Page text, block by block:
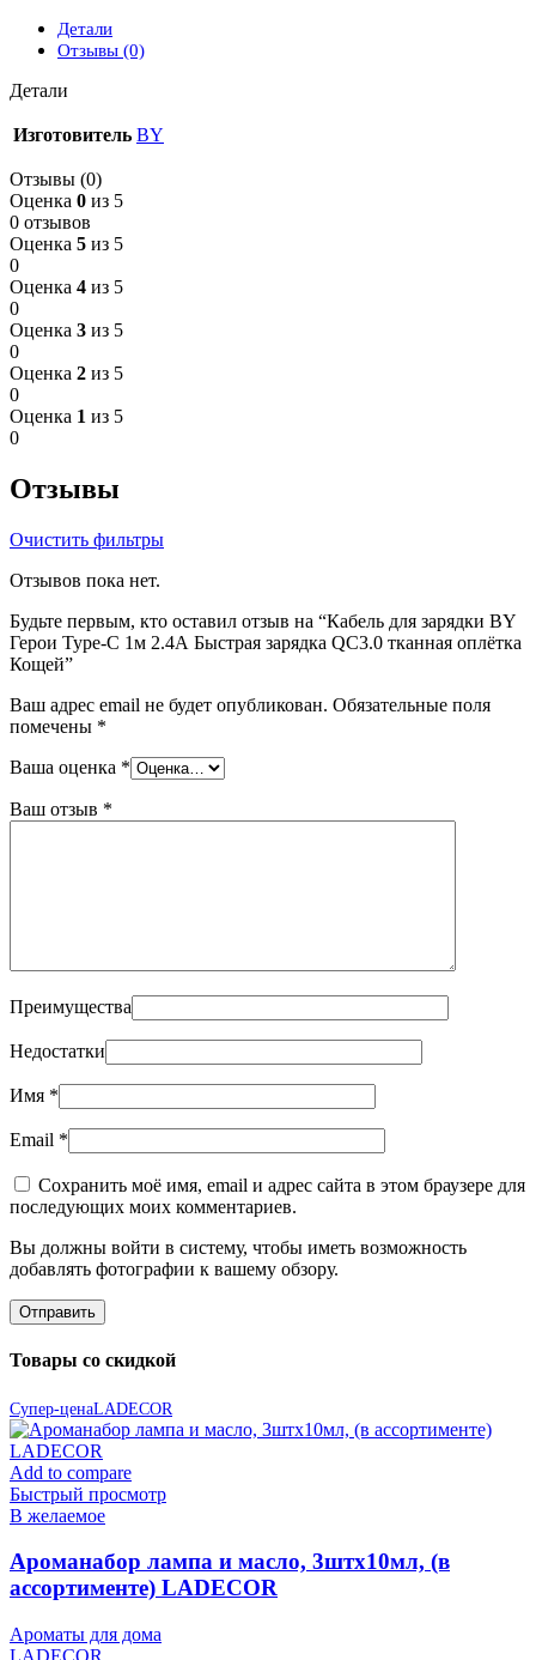
Детали
Отзывы (0)
Детали
Изготовитель BY
Отзывы (0)
Оценка 0 из 5
0 отзывов
Оценка 5 из 5
0
Оценка 4 из 5
0
Оценка 3 из 5
0
Оценка 2 из 5
0
Оценка 1 из 5
0
Отзывы
Очистить фильтры
Отзывов пока нет.
Будьте первым, кто оставил отзыв на “Кабель для зарядки BY
Герои Type-C 1м 2.4А Быстрая зарядка QC3.0 тканная оплётка
Кощей”
Ваш адрес email не будет опубликован. Обязательные поля
помечены *
Ваша оценка *
Ваш отзыв *
Преимущества
Недостатки
Имя *
Email *
Сохранить моё имя, email и адрес сайта в этом браузере для
последующих моих комментариев.
Вы должны войти в систему, чтобы иметь возможность
добавлять фотографии к вашему обзору.
Товары со скидкой
Супер-ценаLADECOR
Add to compare
Быстрый просмотр
В желаемое
Ароманабор лампа и масло, 3штx10мл, (в
ассортименте) LADECOR
Ароматы для дома
LADECOR